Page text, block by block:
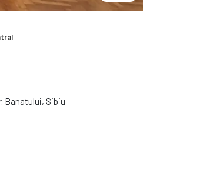
Banatului, Sibiu
vizibilitate si acces facil.